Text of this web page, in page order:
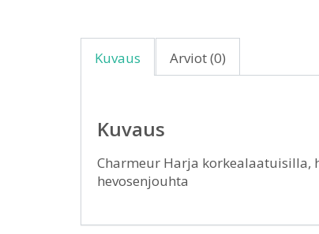
Kuvaus Arviot (0)
Kuvaus
Charmeur Harja korkealaatuisilla,
hevosenjouhta